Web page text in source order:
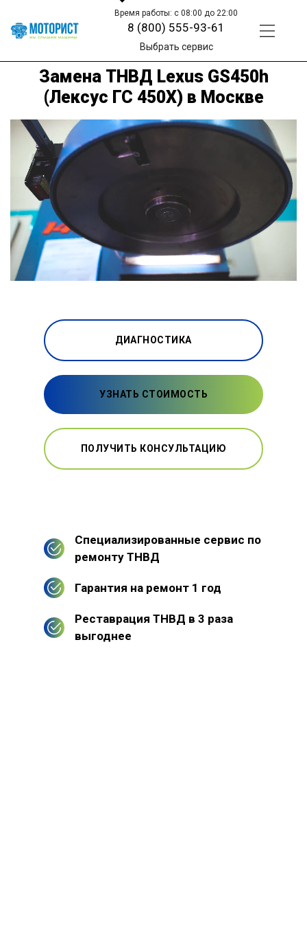
Время работы: с 08:00 до 22:00
8 (800) 555-93-61
Выбрать сервис
Замена ТНВД Lexus GS450h
(Лексус ГС 450Х) в Москве
ДИАГНОСТИКА
УЗНАТЬ СТОИМОСТЬ
ПОЛУЧИТЬ КОНСУЛЬТАЦИЮ
Специализированные сервис по
ремонту ТНВД
Гарантия на ремонт 1 год
Реставрация ТНВД в 3 раза
выгоднее